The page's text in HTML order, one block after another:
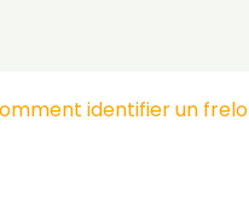
identifier un